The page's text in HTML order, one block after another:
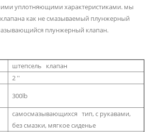
уплотняющими характеристиками. мы
как не смазываемый плунжерный
плунжерный клапан.
штепсель клапан
2 ''
300lb
самосмазывающихся тип, с рукавами,
без смазки, мягкое сиденье